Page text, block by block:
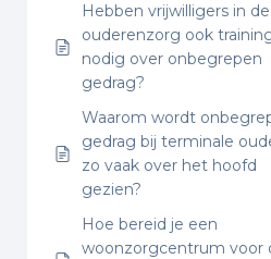
Hebben vrijwilligers in de
ouderenzorg ook
nodig over onbegrepen
gedrag?
Waarom wordt
gedrag bij terminale
zo vaak over het hoofd
gezien?
Hoe bereid je een
woonzorgcentrum voor